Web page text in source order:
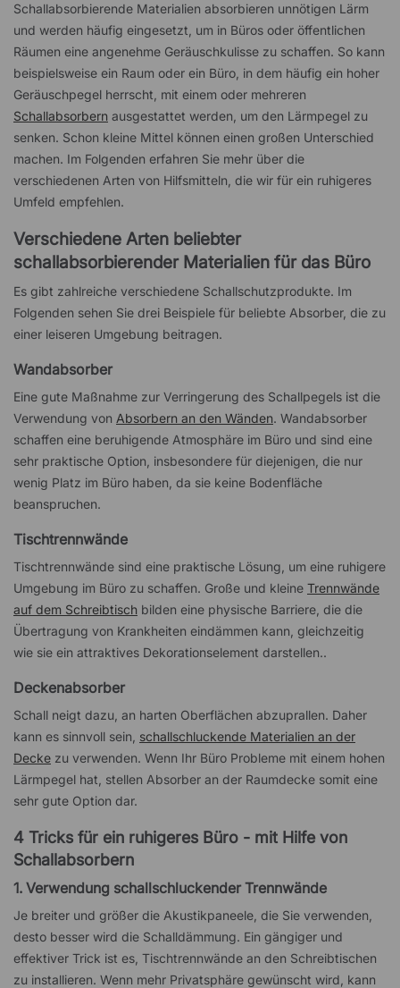
Schallabsorbierende Materialien absorbieren unnötigen Lärm
und werden häufig eingesetzt, um in Büros oder öffentlichen
Räumen eine angenehme Geräuschkulisse zu schaffen. So kann
beispielsweise ein Raum oder ein Büro, in dem häufig ein hoher
Geräuschpegel herrscht, mit einem oder mehreren
Schallabsorbern ausgestattet werden, um den Lärmpegel zu
senken. Schon kleine Mittel können einen großen Unterschied
machen. Im Folgenden erfahren Sie mehr über die
verschiedenen Arten von Hilfsmitteln, die wir für ein ruhigeres
Umfeld empfehlen.
Verschiedene Arten beliebter
schallabsorbierender Materialien für das Büro
Es gibt zahlreiche verschiedene Schallschutzprodukte. Im
Folgenden sehen Sie drei Beispiele für beliebte Absorber, die zu
einer leiseren Umgebung beitragen.
Wandabsorber
Eine gute Maßnahme zur Verringerung des Schallpegels ist die
Verwendung von Absorbern an den Wänden. Wandabsorber
schaffen eine beruhigende Atmosphäre im Büro und sind eine
sehr praktische Option, insbesondere für diejenigen, die nur
wenig Platz im Büro haben, da sie keine Bodenfläche
beanspruchen.
Tischtrennwände
Tischtrennwände sind eine praktische Lösung, um eine ruhigere
Umgebung im Büro zu schaffen. Große und kleine Trennwände
auf dem Schreibtisch bilden eine physische Barriere, die die
Übertragung von Krankheiten eindämmen kann, gleichzeitig
wie sie ein attraktives Dekorationselement darstellen..
Deckenabsorber
Schall neigt dazu, an harten Oberflächen abzuprallen. Daher
kann es sinnvoll sein, schallschluckende Materialien an der
Decke zu verwenden. Wenn Ihr Büro Probleme mit einem hohen
Lärmpegel hat, stellen Absorber an der Raumdecke somit eine
sehr gute Option dar.
4 Tricks für ein ruhigeres Büro - mit Hilfe von
Schallabsorbern
1. Verwendung schallschluckender Trennwände
Je breiter und größer die Akustikpaneele, die Sie verwenden,
desto besser wird die Schalldämmung. Ein gängiger und
effektiver Trick ist es, Tischtrennwände an den Schreibtischen
zu installieren. Wenn mehr Privatsphäre gewünscht wird, kann